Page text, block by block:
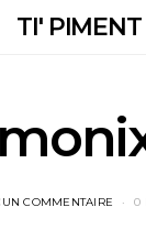
TI' PIMENT
COMMENTAIRE 0